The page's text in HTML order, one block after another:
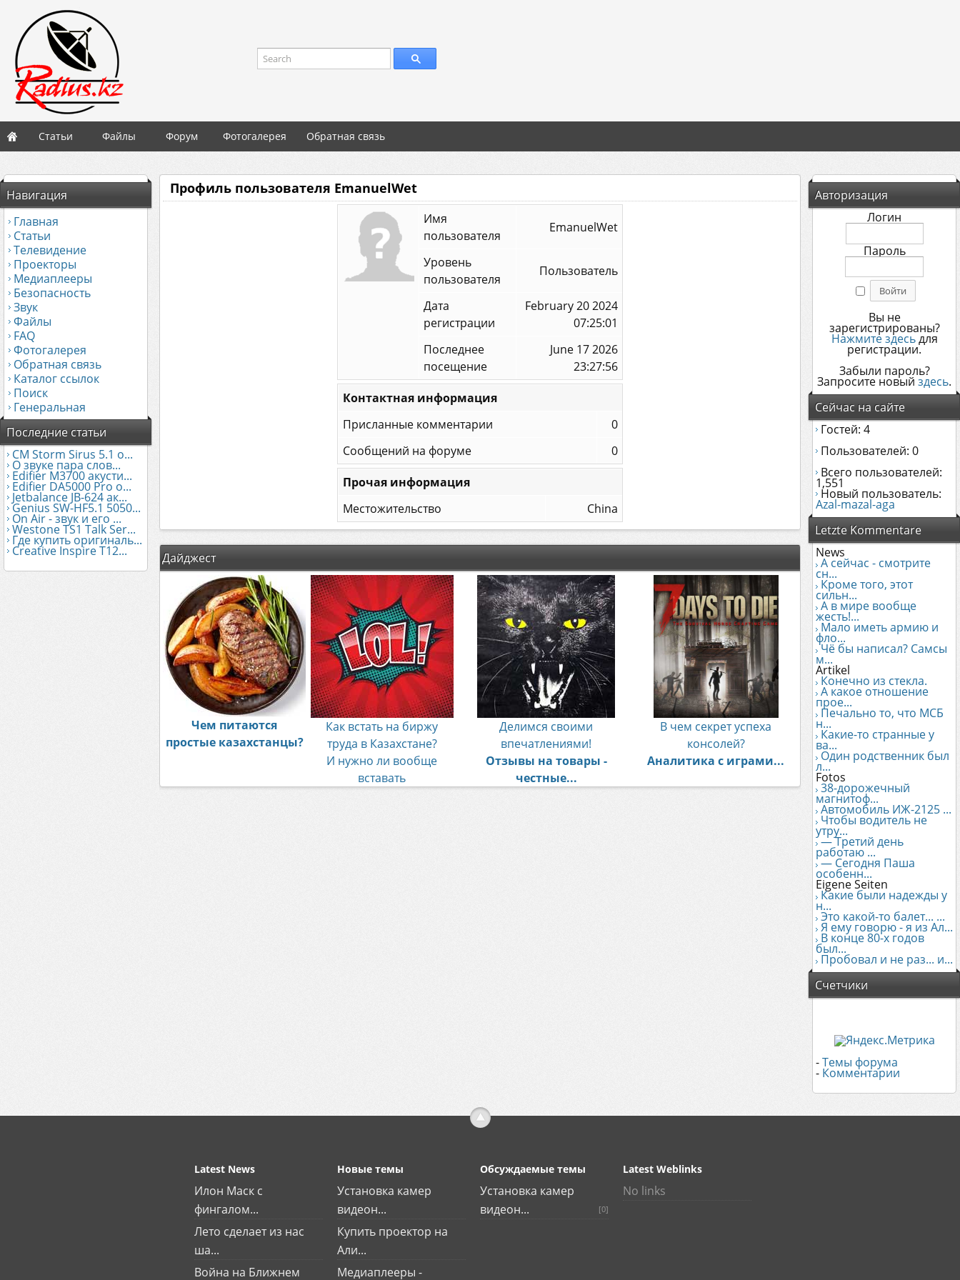
Search
Статьи Файлы Форум Фотогалерея Обратная связь
Навигация
Главная
Статьи
Телевидение
Проекторы
Медиаплееры
Безопасность
Звук
Файлы
FAQ
Фотогалерея
Обратная связь
Каталог ссылок
Поиск
Генеральная
Последние статьи
CM Storm Sirus 5.1 о...
О звуке пара слов...
Edifier М3700 акусти...
Edifier DA5000 Pro о...
Jetbalance JB-624 ак...
Genius SW-HF5.1 5050...
On Air - звук и его ...
Westone TS1 Talk Ser...
Где купить оригиналь...
Creative Inspire T12...
Авторизация
Логин
Пароль
Вы не
зарегистрированы?
Нажмите здесьдля
регистрации.
Забыли пароль?
Запросите новый здесь.
Сейчас на сайте
Гостей: 4
Пользователей: 0
Всего пользователей:
1,551
Новый пользователь:
Azal-mazal-aga
Letzte Kommentare
News
А сейчас - смотрите
сн...
Кроме того, этот
сильн...
А в мире вообще
жесть!...
Мало иметь армию и
фло...
Чё бы написал? Самсы
м...
Artikel
Конечно из стекла.
А какое отношение
прое...
Печально то, что МСБ
н...
Какие-то странные у
ва...
Один родственник был
л...
Fotos
38-дорожечный
магнитоф...
Автомобиль ИЖ-2125 ...
Чтобы водитель не
утру...
— Третий день
работаю ...
— Сегодня Паша
особенн...
Eigene Seiten
Какие были надежды у
н...
Это какой-то балет... ...
Я ему говорю - я из Ал...
В конце 80-х годов
был...
Пробовал и не раз... и...
Счетчики
-Темы форума
- Комментарии
Профиль пользователя EmanuelWet
Имя
пользователя
EmanuelWet
Уровень
пользователя
Пользователь
Дата
регистрации
February 20 2024
07:25:01
Последнее
посещение
June 17 2026
23:27:56
Контактная информация
Присланные комментарии
0
Сообщений на форуме
0
Прочая информация
Местожительство
China
Дайджест
Чем питаются
простые казахстанцы?
Как встать на биржу
труда в Казахстане?
И нужно ли вообще
вставать
Делимся своими
впечатлениями!
Отзывы на товары -
честные...
В чем секрет успеха
консолей?
Аналитика с играми...
Latest News
Илон Маск с
фингалом...
Лето сделает из нас
ша...
Война на Ближнем
Новые темы
Установка камер
видеон...
Купить проектор на
Али...
Медиаплееры -
Обсуждаемые темы
Установка камер
видеон...
[0]
Latest Weblinks
No links